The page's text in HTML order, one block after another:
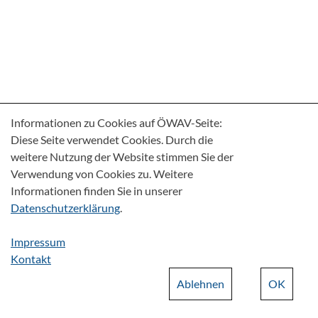
Informationen zu Cookies auf ÖWAV-Seite:
Diese Seite verwendet Cookies. Durch die
weitere Nutzung der Website stimmen Sie der
Verwendung von Cookies zu. Weitere
Informationen finden Sie in unserer
Datenschutzerklärung.
Impressum
Kontakt
OK
Ablehnen